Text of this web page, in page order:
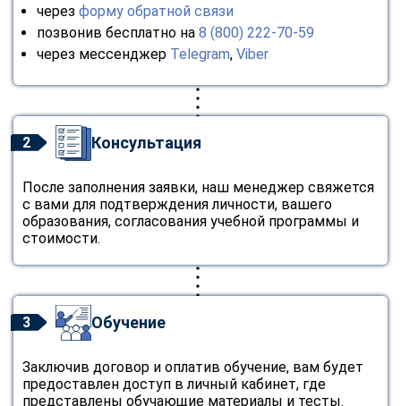
через форму обратной связи
позвонив бесплатно на 8 (800) 222-70-59
через мессенджер Telegram, Viber
2 Консультация
После заполнения заявки, наш менеджер свяжется
с вами для подтверждения личности, вашего
образования, согласования учебной программы и
стоимости.
3 Обучение
Заключив договор и оплатив обучение, вам будет
предоставлен доступ в личный кабинет, где
представлены обучающие материалы и тесты.